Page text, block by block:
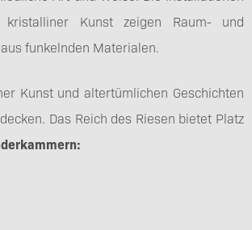
kristalliner Kunst zeigen Raum- und
funkelnden Materialen.
Kunst und altertümlichen Geschichten
Das Reich des Riesen bietet Platz